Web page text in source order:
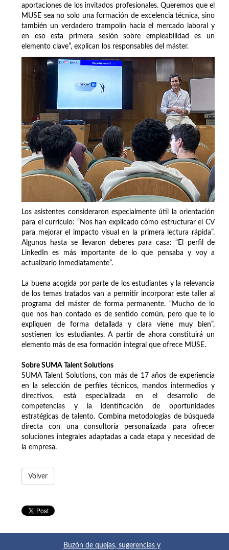
aportaciones de los invitados profesionales. Queremos que el
MUSE sea no solo una formación de excelencia técnica, sino
también un verdadero trampolín hacia el mercado laboral y
en eso esta primera sesión sobre empleabilidad es un
elemento clave”, explican los responsables del máster.
Los asistentes consideraron especialmente útil la orientación
para el currículo: “Nos han explicado cómo estructurar el CV
para mejorar el impacto visual en la primera lectura rápida”.
Algunos hasta se llevaron deberes para casa: “El perfil de
LinkedIn es más importante de lo que pensaba y voy a
actualizarlo inmediatamente”.
La buena acogida por parte de los estudiantes y la relevancia
de los temas tratados van a permitir incorporar este taller al
programa del máster de forma permanente. “Mucho de lo
que nos han contado es de sentido común, pero que te lo
expliquen de forma detallada y clara viene muy bien”,
sostienen los estudiantes. A partir de ahora constituirá un
elemento más de esa formación integral que ofrece MUSE.
Sobre SUMA Talent Solutions
SUMA Talent Solutions, con más de 17 años de experiencia
en la selección de perfiles técnicos, mandos intermedios y
directivos, está especializada en el desarrollo de
competencias y la identificación de oportunidades
estratégicas de talento. Combina metodologías de búsqueda
directa con una consultoría personalizada para ofrecer
soluciones integrales adaptadas a cada etapa y necesidad de
la empresa.
Volver
Buzón de quejas, sugerencias y